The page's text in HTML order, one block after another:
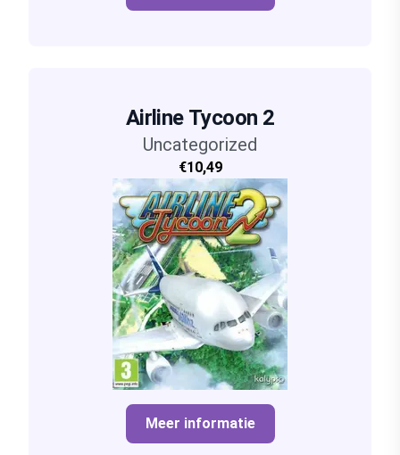
Airline Tycoon 2
Uncategorized
€10,49
Meer informatie